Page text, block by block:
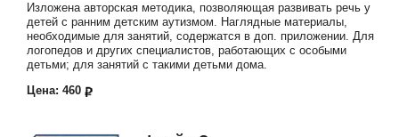
Изложена авторская методика, позволяющая развивать речь у
детей с ранним детским аутизмом. Наглядные материалы,
необходимые для занятий, содержатся в доп. приложении. Для
логопедов и других специалистов, работающих с особыми
детьми; для занятий с такими детьми дома.
Цена: 460